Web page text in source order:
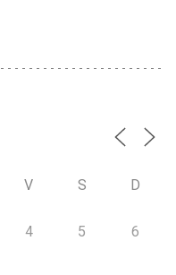
V S D
4 5 6